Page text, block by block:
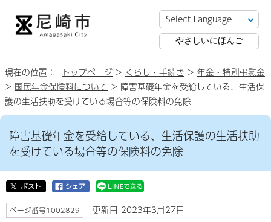
やさしいにほんご
現在の位置： トップページ > くらし・手続き > 年金・特別弔慰金
> 国民年金保険料について > 障害基礎年金を受給している、生活保
護の生活扶助を受けている場合等の保険料の免除
障害基礎年金を受給している、生活保護の生活扶助
を受けている場合等の保険料の免除
ページ番号1002829 更新日 2023年3月27日